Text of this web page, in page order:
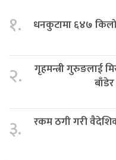
१. धनकुटामा ६४७
२.
गृहमन्त्री गुरुङलाई
३.
रकम ठगी गरी